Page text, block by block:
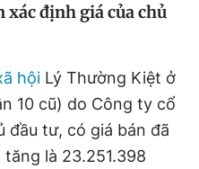
Bạn cần biết
hệ quảng cáo
xác định giá của chủ
hội Lý Thường Kiệt ở
10 cũ) do Công ty cổ
đầu tư, có giá bán đã
là 23.251.398